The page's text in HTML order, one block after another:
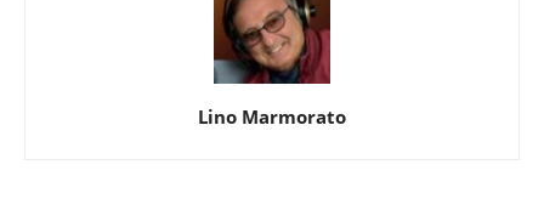
Lino Marmorato